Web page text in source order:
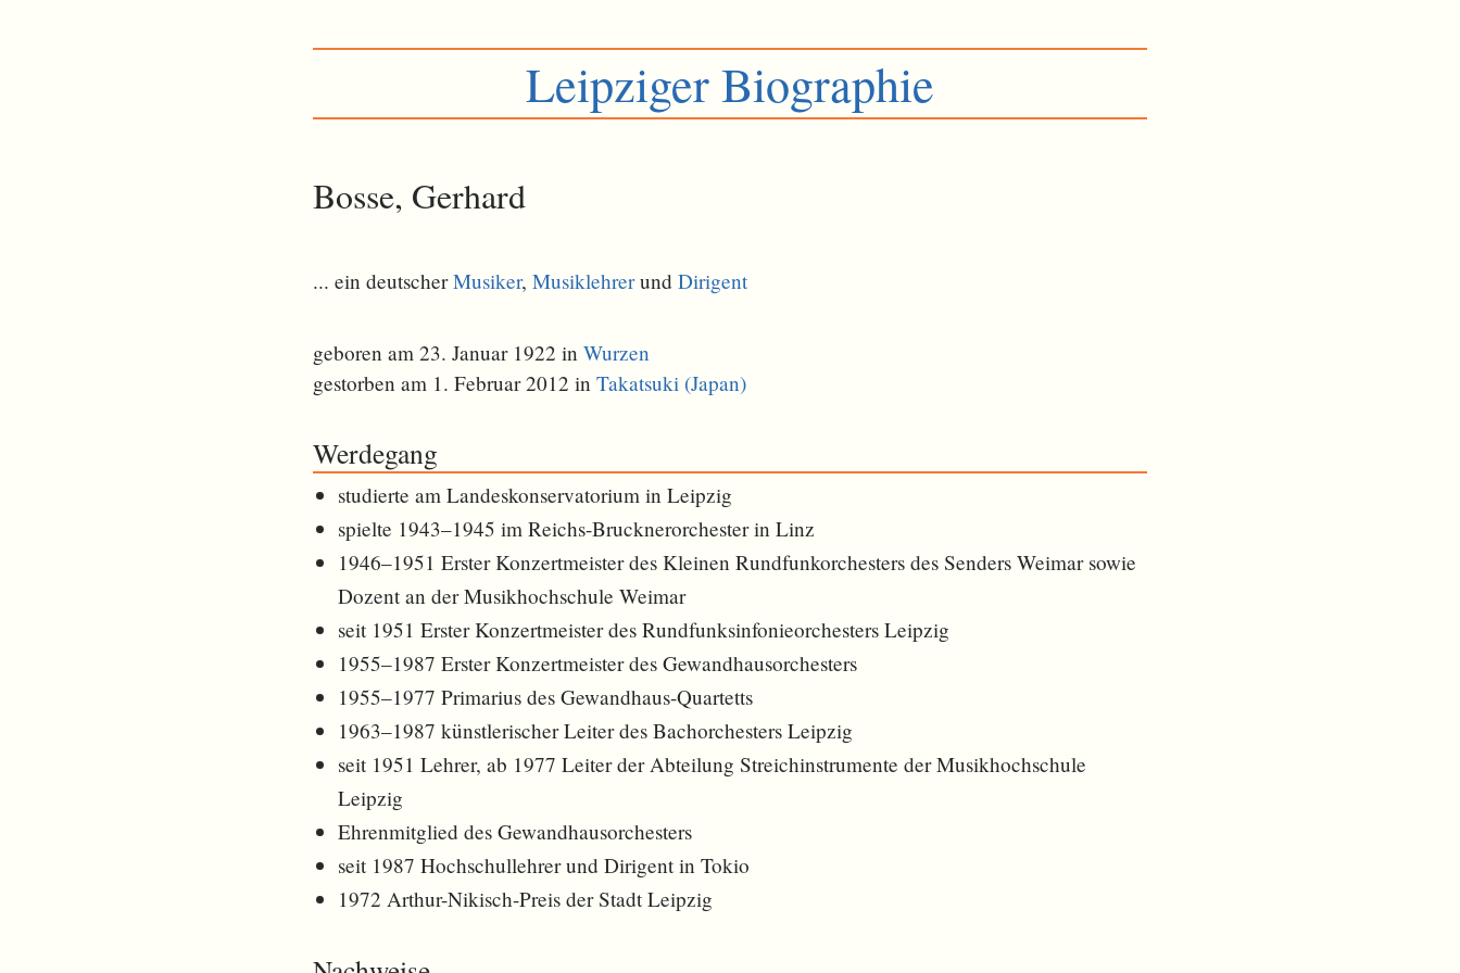
Leipziger Biographie
Bosse, Gerhard
... ein deutscherMusiker, Musiklehrerund Dirigent
geboren am 23. Januar 1922 in Wurzen
gestorben am 1. Februar 2012 in Takatsuki (Japan)
Werdegang
studierte am Landeskonservatorium in Leipzig
spielte 1943–1945 im Reichs-Brucknerorchester in Linz
1946–1951 Erster Konzertmeister des Kleinen Rundfunkorchesters des Senders Weimar sowie
Dozent an der Musikhochschule Weimar
seit 1951 Erster Konzertmeister des Rundfunksinfonieorchesters Leipzig
1955–1987 Erster Konzertmeister des Gewandhausorchesters
1955–1977 Primarius des Gewandhaus-Quartetts
1963–1987 künstlerischer Leiter des Bachorchesters Leipzig
seit 1951 Lehrer, ab 1977 Leiter der Abteilung Streichinstrumente der Musikhochschule
Leipzig
Ehrenmitglied des Gewandhausorchesters
seit 1987 Hochschullehrer und Dirigent in Tokio
1972 Arthur-Nikisch-Preis der Stadt Leipzig